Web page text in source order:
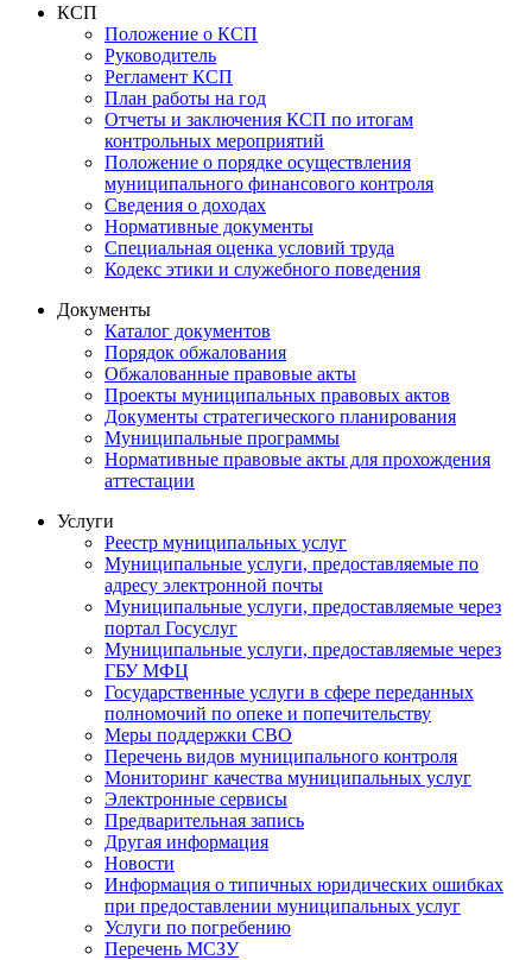
КСП
Положение о КСП
Руководитель
Регламент КСП
План работы на год
Отчеты и заключения КСП по итогам
контрольных мероприятий
Положение о порядке осуществления
муниципального финансового контроля
Сведения о доходах
Нормативные документы
Специальная оценка условий труда
Кодекс этики и служебного поведения
Документы
Каталог документов
Порядок обжалования
Обжалованные правовые акты
Проекты муниципальных правовых актов
Документы стратегического планирования
Муниципальные программы
Нормативные правовые акты для прохождения
аттестации
Услуги
Реестр муниципальных услуг
Муниципальные услуги, предоставляемые по
адресу электронной почты
Муниципальные услуги, предоставляемые через
портал Госуслуг
Муниципальные услуги, предоставляемые через
ГБУ МФЦ
Государственные услуги в сфере переданных
полномочий по опеке и попечительству
Меры поддержки СВО
Перечень видов муниципального контроля
Мониторинг качества муниципальных услуг
Электронные сервисы
Предварительная запись
Другая информация
Новости
Информация о типичных юридических ошибках
при предоставлении муниципальных услуг
Услуги по погребению
Перечень МСЗУ